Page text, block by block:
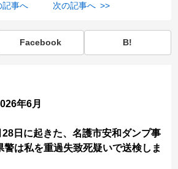
事へ 次の記事へ >>
Facebook B!
年6月
日に起きた、名護市安和ダンプ事
警は私を重過失致死疑いで送検しま